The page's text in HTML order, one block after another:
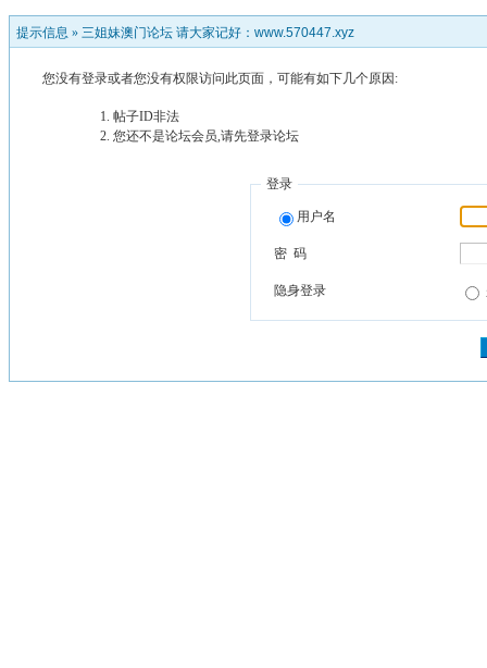
提示信息 » 三姐妹澳门论坛 请大家记好：www.570447.xyz
您没有登录或者您没有权限访问此页面，可能有如下几个原因:
帖子ID非法
您还不是论坛会员,请先登录论坛
登录
用户名
密 码
隐身登录